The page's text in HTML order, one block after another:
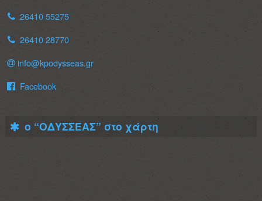
26410 55275
26410 28770
info@kpodysseas.gr
Facebook
ο “ΟΔΥΣΣΕΑΣ” στο χάρτη